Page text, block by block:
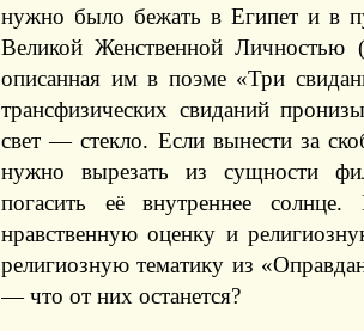
нужно было бежать в Египет и в
Великой Женственной Личностью
описанная им в поэме «Три
трансфизических свиданий
свет — стекло. Если вынести за
нужно вырезать из сущности
погасить её внутреннее
нравственную оценку и
религиозную тематику из
— что от них останется?